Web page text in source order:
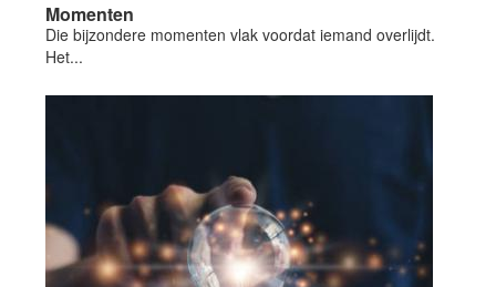
Momenten
Die bijzondere momenten vlak voordat iemand overlijdt.
Het...